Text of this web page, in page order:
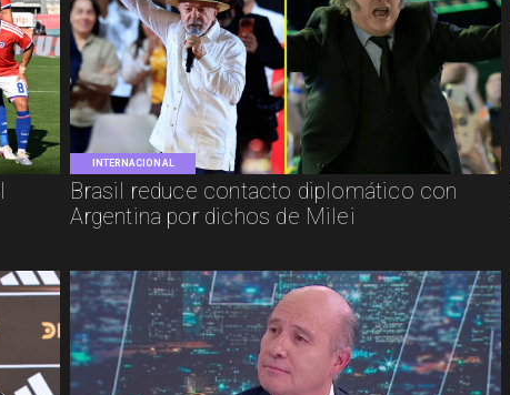
INTERNACIONAL
Brasil reduce contacto diplomático con
Argentina por dichos de Milei